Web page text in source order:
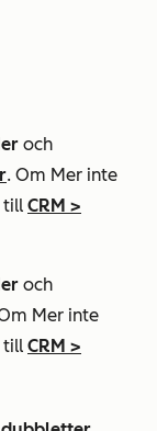
och
. Om Mer inte
till CRM >
och
Mer inte
till CRM >